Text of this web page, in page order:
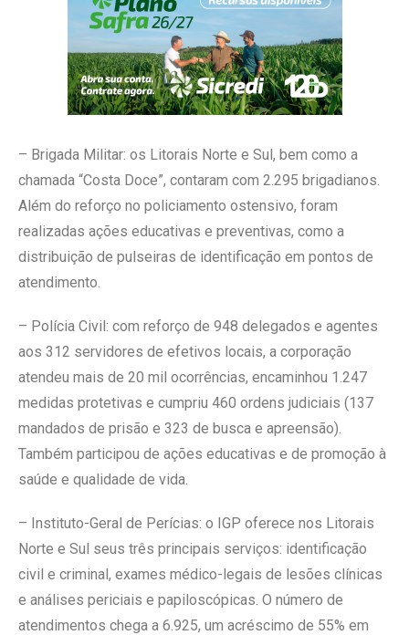
– Brigada Militar: os Litorais Norte e Sul, bem como a
chamada “Costa Doce”, contaram com 2.295 brigadianos.
Além do reforço no policiamento ostensivo, foram
realizadas ações educativas e preventivas, como a
distribuição de pulseiras de identificação em pontos de
atendimento.
– Polícia Civil: com reforço de 948 delegados e agentes
aos 312 servidores de efetivos locais, a corporação
atendeu mais de 20 mil ocorrências, encaminhou 1.247
medidas protetivas e cumpriu 460 ordens judiciais (137
mandados de prisão e 323 de busca e apreensão).
Também participou de ações educativas e de promoção à
saúde e qualidade de vida.
– Instituto-Geral de Perícias: o IGP oferece nos Litorais
Norte e Sul seus três principais serviços: identificação
civil e criminal, exames médico-legais de lesões clínicas
e análises periciais e papiloscópicas. O número de
atendimentos chega a 6.925, um acréscimo de 55% em